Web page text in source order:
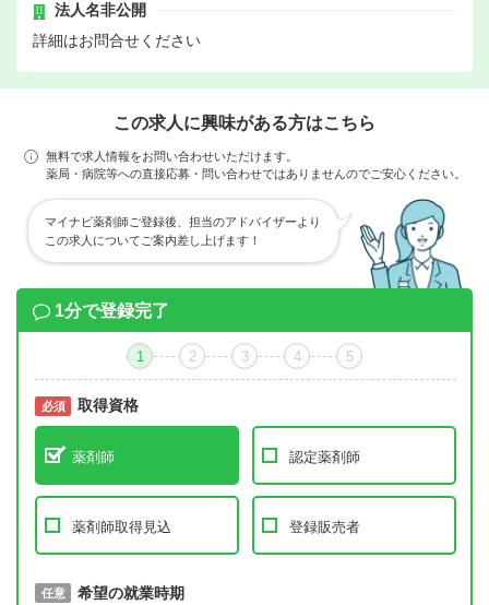
法人名非公開
詳細はお問合せください
この求人に興味がある方はこちら
無料で求人情報をお問い合わせいただけます。
薬局・病院等への直接応募・問い合わせではありませんのでご安心ください。
マイナビ薬剤師ご登録後、担当のアドバイザーより
この求人についてご案内差し上げます！
1分で登録完了
1 2 3 4 5
必須 取得資格
薬剤師 認定薬剤師
薬剤師取得見込 登録販売者
必須 取得予定年
任意 希望の就業時期